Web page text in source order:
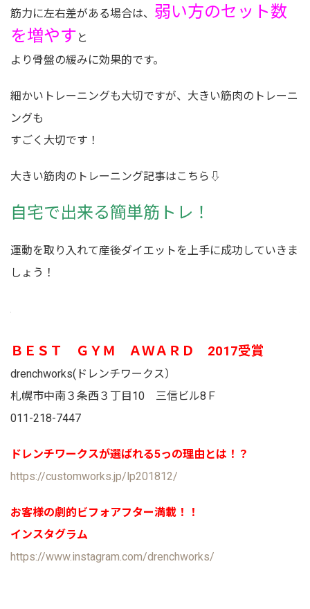
筋力に左右差がある場合は、 弱い方のセット数
を増やす と
より骨盤の緩みに効果的です。
細かいトレーニングも大切ですが、大きい筋肉のトレーニ
ングも
すごく大切です！
大きい筋肉のトレーニング記事はこちら⇩
自宅で出来る簡単筋トレ！
運動を取り入れて産後ダイエットを上手に成功していきま
しょう！
ＢＥＳＴ ＧＹＭ ＡＷＡＲＤ 2017受賞
drenchworks(ドレンチワークス）
札幌市中南３条西３丁目10 三信ビル8Ｆ
011-218-7447
ドレンチワークスが選ばれる5っの理由とは！？
https://customworks.jp/lp201812/
お客様の劇的ビフォアフター満載！！
インスタグラム
https://www.instagram.com/drenchworks/